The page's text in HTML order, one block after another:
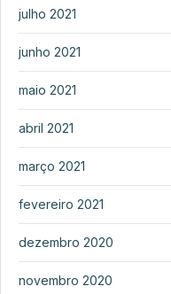
julho 2021
junho 2021
maio 2021
abril 2021
março 2021
fevereiro 2021
dezembro 2020
novembro 2020